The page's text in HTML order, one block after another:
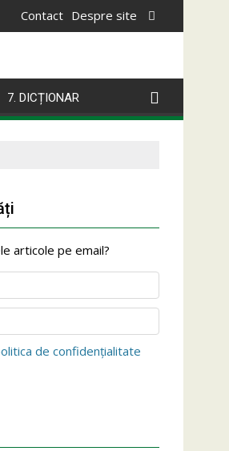
Contact Despre site
7. DICȚIONAR
articole pe email?
de confidențialitate